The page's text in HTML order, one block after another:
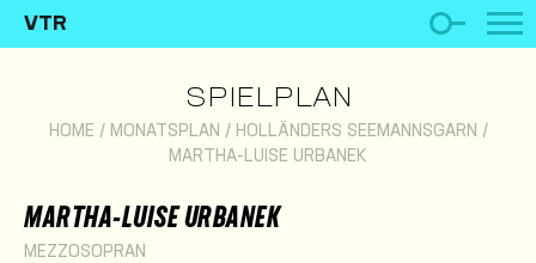
VTR
SPIELPLAN
HOME / MONATSPLAN / HOLLÄNDERS SEEMANNSGARN /
MARTHA-LUISE URBANEK
MARTHA-LUISE URBANEK
MEZZOSOPRAN